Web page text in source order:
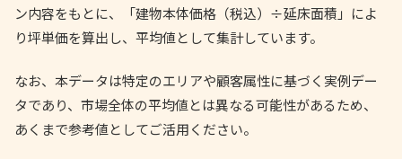
ン内容をもとに、「建物本体価格（税込）÷延床面積」によ
り坪単価を算出し、平均値として集計しています。
なお、本データは特定のエリアや顧客属性に基づく実例デー
タであり、市場全体の平均値とは異なる可能性があるため、
あくまで参考値としてご活用ください。